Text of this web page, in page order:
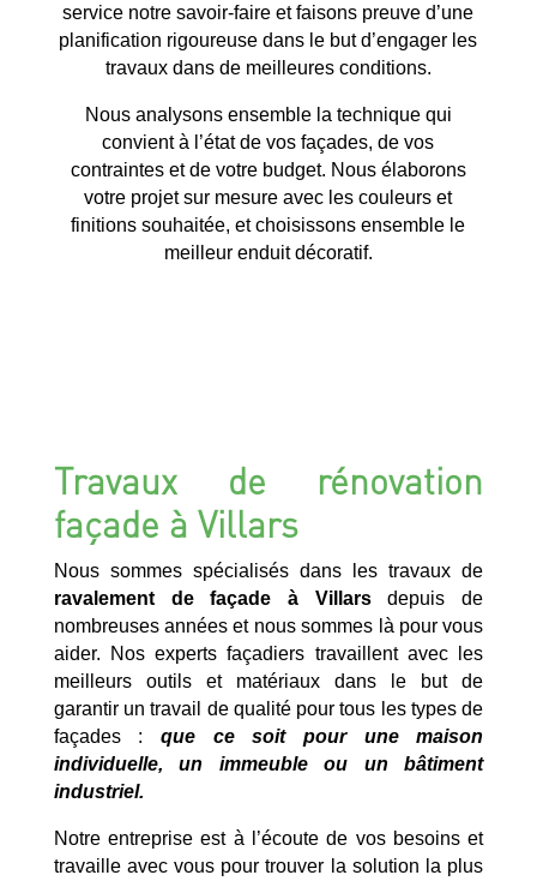
service notre savoir-faire et faisons preuve d’une
planification rigoureuse dans le but d’engager les
travaux dans de meilleures conditions.
Nous analysons ensemble la technique qui
convient à l’état de vos façades, de vos
contraintes et de votre budget. Nous élaborons
votre projet sur mesure avec les couleurs et
finitions souhaitée, et choisissons ensemble le
meilleur enduit décoratif.
Travaux de rénovation
façade à Villars
Nous sommes spécialisés dans les travaux de
ravalement de façade à Villarsdepuis de
nombreuses années et nous sommes là pour vous
aider. Nos experts façadiers travaillent avec les
meilleurs outils et matériaux dans le but de
garantir un travail de qualité pour tous les types de
façades :que ce soit pour une maison
individuelle, un immeuble ou un bâtiment
industriel.
Notre entreprise est à l’écoute de vos besoins et
travaille avec vous pour trouver la solution la plus